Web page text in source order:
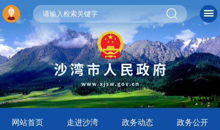
网站首页 走进沙湾 政务动态 政务公开